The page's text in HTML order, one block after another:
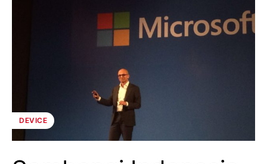
DEVICE